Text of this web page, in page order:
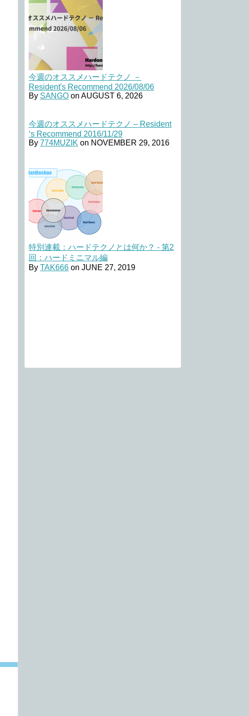
今週のオススメハードテクノ －
Resident's Recommend 2026/08/06
By SANGO on AUGUST 6, 2026
今週のオススメハードテクノ – Resident
‘s Recommend 2016/11/29
By 774MUZIK on NOVEMBER 29, 2016
特別連載：ハードテクノとは何か？ - 第2
回：ハードミニマル編
By TAK666 on JUNE 27, 2019